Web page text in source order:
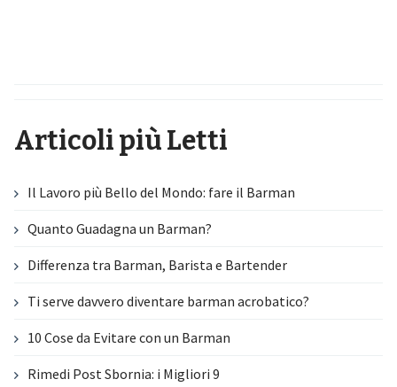
Articoli più Letti
Il Lavoro più Bello del Mondo: fare il Barman
Quanto Guadagna un Barman?
Differenza tra Barman, Barista e Bartender
Ti serve davvero diventare barman acrobatico?
10 Cose da Evitare con un Barman
Rimedi Post Sbornia: i Migliori 9